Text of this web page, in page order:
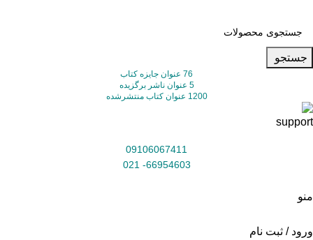
جستجو
76 عنوان جایزه کتاب
5 عنوان ناشر برگزیده
1200 عنوان کتاب منتشرشده
09106067411
66954603- 021
منو
ورود / ثبت نام